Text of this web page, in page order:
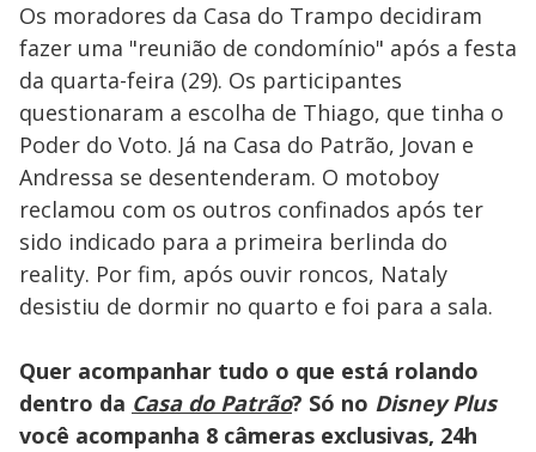
Os moradores da Casa do Trampo decidiram
fazer uma "reunião de condomínio" após a festa
da quarta-feira (29). Os participantes
questionaram a escolha de Thiago, que tinha o
Poder do Voto. Já na Casa do Patrão, Jovan e
Andressa se desentenderam. O motoboy
reclamou com os outros confinados após ter
sido indicado para a primeira berlinda do
reality. Por fim, após ouvir roncos, Nataly
desistiu de dormir no quarto e foi para a sala.
Quer acompanhar tudo o que está rolando
dentro da Casa do Patrão? Só no Disney Plus
você acompanha 8 câmeras exclusivas, 24h